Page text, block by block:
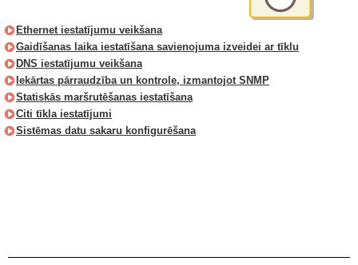
Ethernet iestatījumu veikšana
Gaidīšanas laika iestatīšana savienojuma izveidei ar tīklu
DNS iestatījumu veikšana
Iekārtas pārraudzība un kontrole, izmantojot SNMP
Statiskās maršrutēšanas iestatīšana
Citi tīkla iestatījumi
Sistēmas datu sakaru konfigurēšana